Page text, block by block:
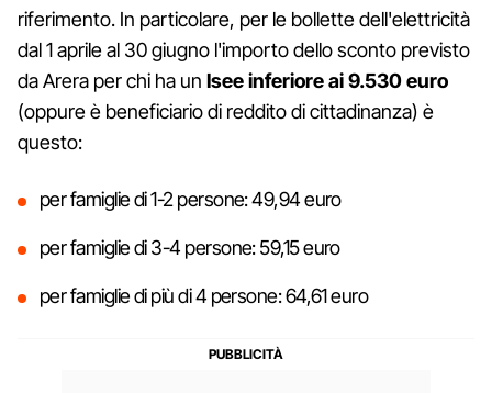
riferimento. In particolare, per le bollette dell'elettricità
dal 1 aprile al 30 giugno l'importo dello sconto previsto
da Arera per chi ha un Isee inferiore ai 9.530 euro
(oppure è beneficiario di reddito di cittadinanza) è
questo:
per famiglie di 1-2 persone: 49,94 euro
per famiglie di 3-4 persone: 59,15 euro
per famiglie di più di 4 persone: 64,61 euro